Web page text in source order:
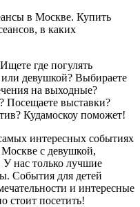
в Москве. Купить
в каких
где погулять
или девушкой? Выбираете
на выходные?
Посещаете выставки?
Кудамоскоу поможет!
интересных событиях
с девушкой,
нас только лучшие
События для детей
и интересные
стоит посетить!